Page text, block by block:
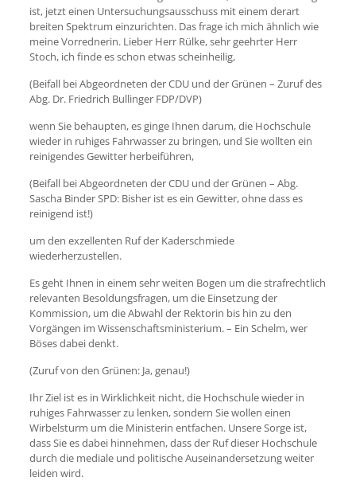
ist, jetzt einen Untersuchungsausschuss mit einem derart
breiten Spektrum einzurichten. Das frage ich mich ähnlich wie
meine Vorrednerin. Lieber Herr Rülke, sehr geehrter Herr
Stoch, ich finde es schon etwas scheinheilig,
(Beifall bei Abgeordneten der CDU und der Grünen – Zuruf des
Abg. Dr. Friedrich Bullinger FDP/DVP)
wenn Sie behaupten, es ginge Ihnen darum, die Hochschule
wieder in ruhiges Fahrwasser zu bringen, und Sie wollten ein
reinigendes Gewitter herbeiführen,
(Beifall bei Abgeordneten der CDU und der Grünen – Abg.
Sascha Binder SPD: Bisher ist es ein Gewitter, ohne dass es
reinigend ist!)
um den exzellenten Ruf der Kaderschmiede
wiederherzustellen.
Es geht Ihnen in einem sehr weiten Bogen um die strafrechtlich
relevanten Besoldungsfragen, um die Einsetzung der
Kommission, um die Abwahl der Rektorin bis hin zu den
Vorgängen im Wissenschaftsministerium. – Ein Schelm, wer
Böses dabei denkt.
(Zuruf von den Grünen: Ja, genau!)
Ihr Ziel ist es in Wirklichkeit nicht, die Hochschule wieder in
ruhiges Fahrwasser zu lenken, sondern Sie wollen einen
Wirbelsturm um die Ministerin entfachen. Unsere Sorge ist,
dass Sie es dabei hinnehmen, dass der Ruf dieser Hochschule
durch die mediale und politische Auseinandersetzung weiter
leiden wird.